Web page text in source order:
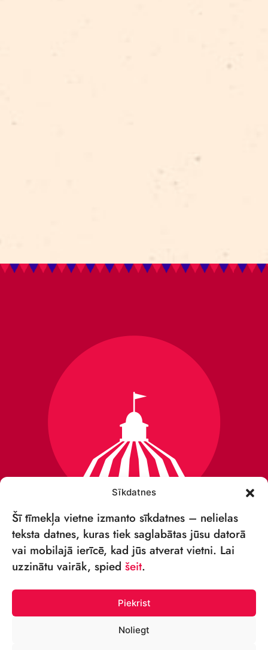
Sīkdatnes
Šī tīmekļa vietne izmanto sīkdatnes – nelielas
teksta datnes, kuras tiek saglabātas jūsu datorā
vai mobilajā ierīcē, kad jūs atverat vietni. Lai
uzzinātu vairāk, spied šeit.
Piekrist
Noliegt
VSIA „RĪGAS CIRKS”
Merķeļa iela 4,
Rīga, LV-1050, Latvija
Reģ. Nr.: 40003027789